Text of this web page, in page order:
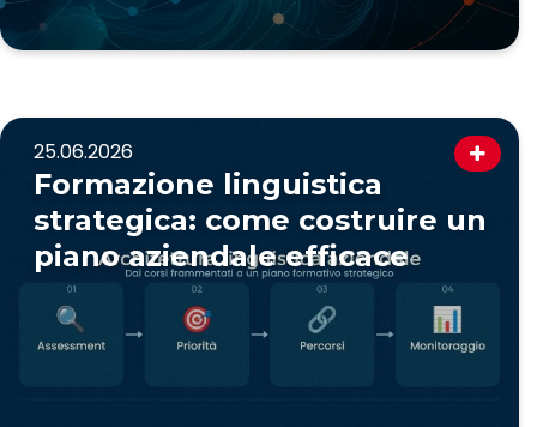
25.06.2026
Formazione linguistica
strategica: come costruire un
piano aziendale efficace